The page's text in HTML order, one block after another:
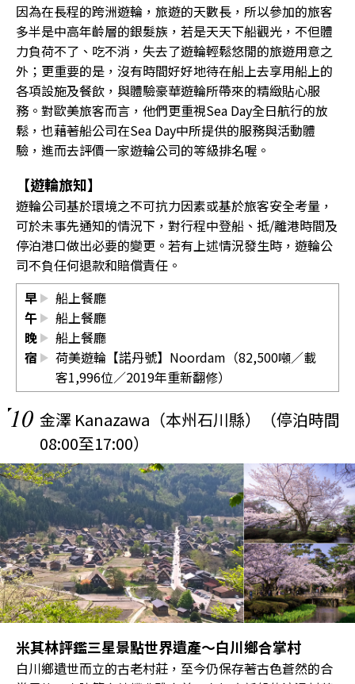
因為在長程的跨洲遊輪，旅遊的天數長，所以參加的旅客
多半是中高年齡層的銀髮族，若是天天下船觀光，不但體
力負荷不了、吃不消，失去了遊輪輕鬆悠閒的旅遊用意之
外；更重要的是，沒有時間好好地待在船上去享用船上的
各項設施及餐飲，與體驗豪華遊輪所帶來的精緻貼心服
務。對歐美旅客而言，他們更重視Sea Day全日航行的放
鬆，也藉著船公司在Sea Day中所提供的服務與活動體
驗，進而去評價一家遊輪公司的等級排名喔。
【遊輪旅知】
遊輪公司基於環境之不可抗力因素或基於旅客安全考量，
可於未事先通知的情況下，對行程中登船、抵/離港時間及
停泊港口做出必要的變更。若有上述情況發生時，遊輪公
司不負任何退款和賠償責任。
早
船上餐廳
午
船上餐廳
晚
船上餐廳
宿
荷美遊輪【諾丹號】Noordam（82,500噸／載
客1,996位／2019年重新翻修）
10 金澤 Kanazawa（本州石川縣）（停泊時間
08:00至17:00）
米其林評鑑三星景點世界遺產～白川鄉合掌村
白川鄉遺世而立的古老村莊，至今仍保存著古色蒼然的合